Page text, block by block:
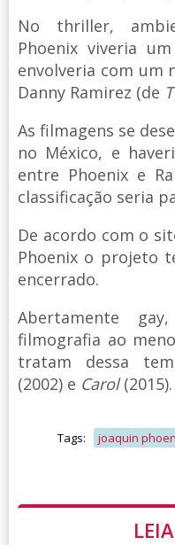
No thriller,
Phoenix viveria
envolveria com um
Danny Ramirez (de
As filmagens se
no México, e
entre Phoenix e
classificação seria
De acordo com o
Phoenix o projeto
encerrado.
Abertamente
filmografia ao
tratam dessa
(2002) e Carol(2015).
Tags: joaquin